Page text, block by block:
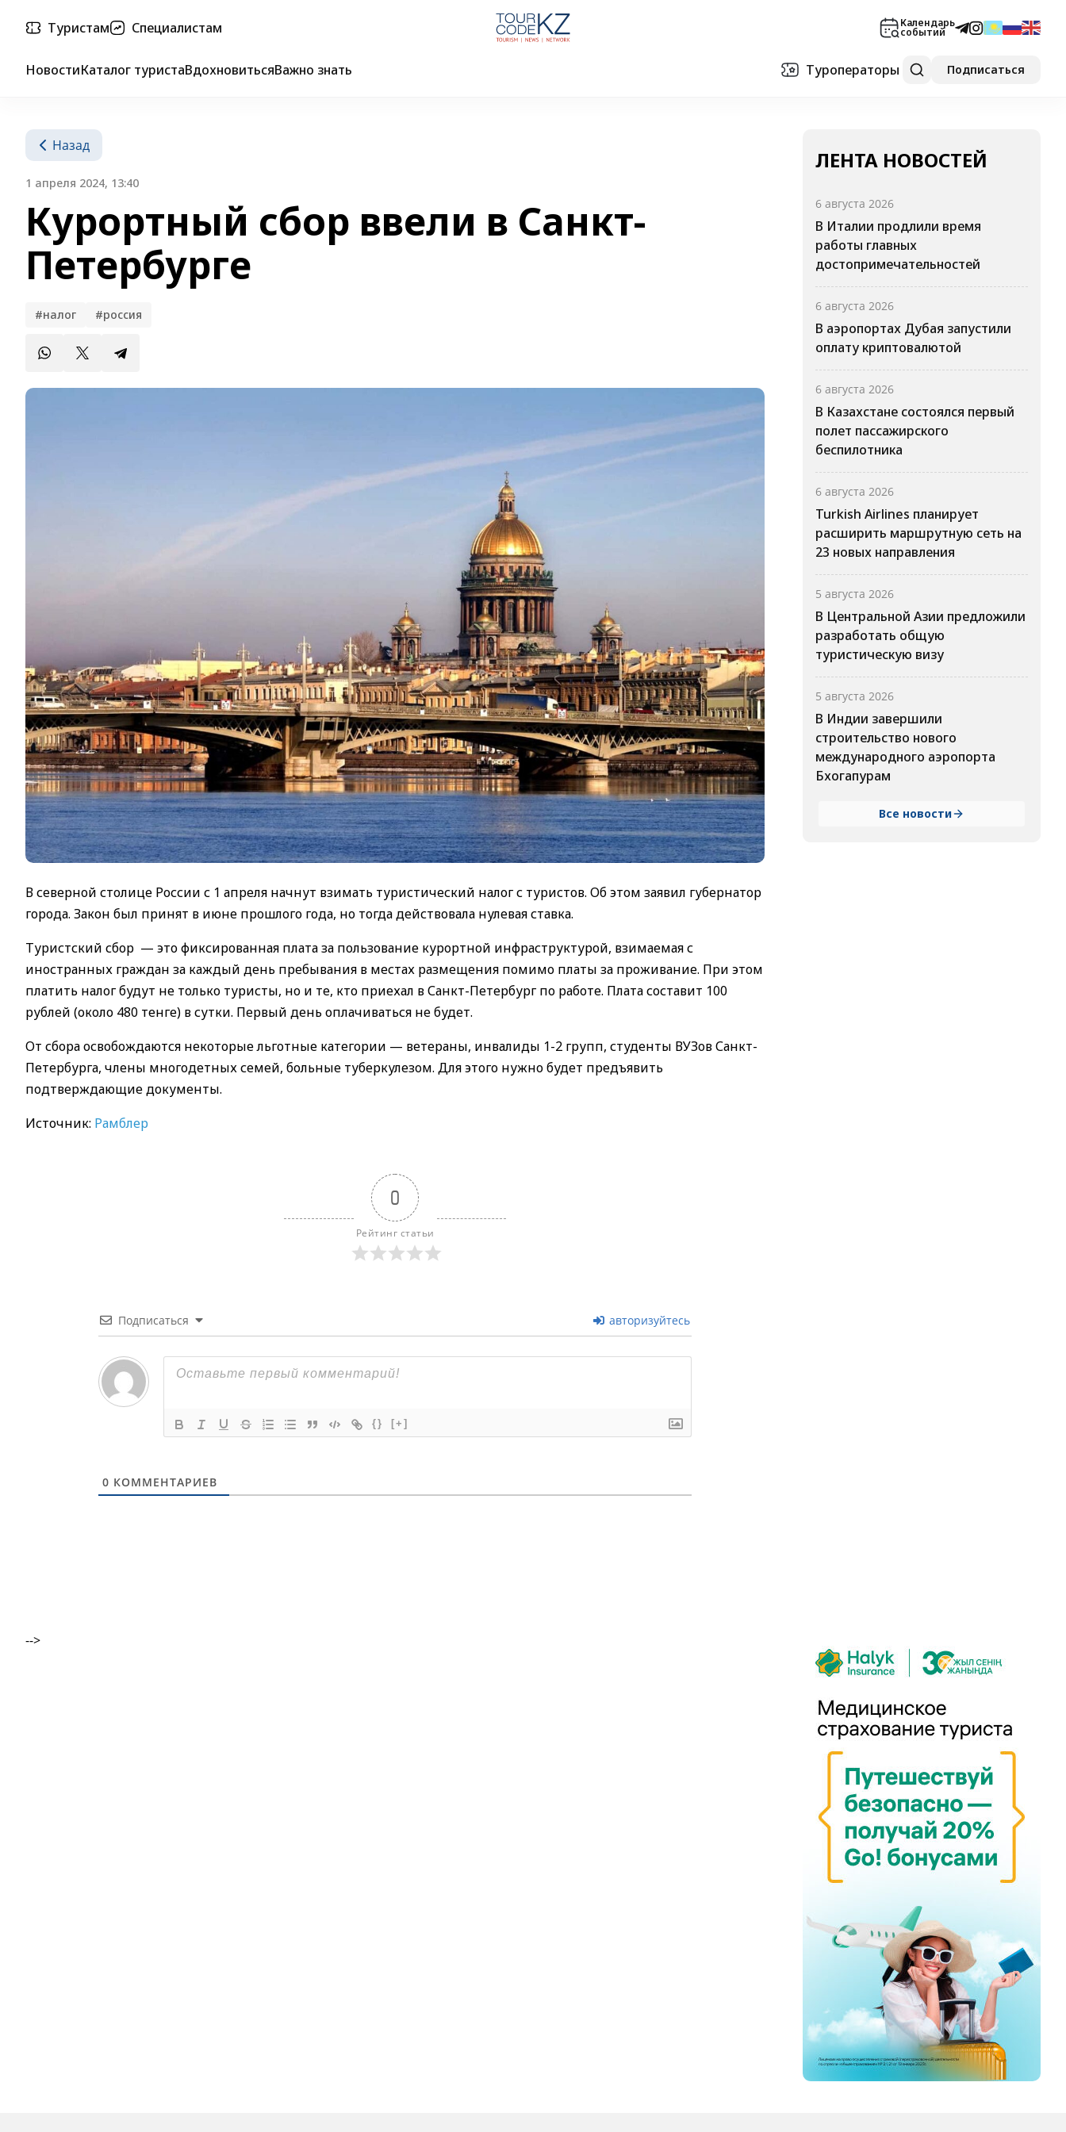
Туристам Специалистам Календарь
событий
НовостиКаталог туристаВдохновитьсяВажно знать Туроператоры Подписаться
Назад
1 апреля 2024, 13:40
Курортный сбор ввели в Санкт-
Петербурге
#налог #россия
В северной столице России с 1 апреля начнут взимать туристический налог с туристов. Об этом заявил губернатор
города. Закон был принят в июне прошлого года, но тогда действовала нулевая ставка.
Туристский сбор — это фиксированная плата за пользование курортной инфраструктурой, взимаемая с
иностранных граждан за каждый день пребывания в местах размещения помимо платы за проживание. При этом
платить налог будут не только туристы, но и те, кто приехал в Санкт-Петербург по работе. Плата составит 100
рублей (около 480 тенге) в сутки. Первый день оплачиваться не будет.
От сбора освобождаются некоторые льготные категории — ветераны, инвалиды 1-2 групп, студенты ВУЗов Санкт-
Петербурга, члены многодетных семей, больные туберкулезом. Для этого нужно будет предъявить
подтверждающие документы.
Источник: Рамблер
0
Рейтинг статьи
Подписаться авторизуйтесь
{} [+]
0 КОММЕНТАРИЕВ
ЛЕНТА НОВОСТЕЙ
6 августа 2026
В Италии продлили время
работы главных
достопримечательностей
6 августа 2026
В аэропортах Дубая запустили
оплату криптовалютой
6 августа 2026
В Казахстане состоялся первый
полет пассажирского
беспилотника
6 августа 2026
Turkish Airlines планирует
расширить маршрутную сеть на
23 новых направления
5 августа 2026
В Центральной Азии предложили
разработать общую
туристическую визу
5 августа 2026
В Индии завершили
строительство нового
международного аэропорта
Бхогапурам
Все новости
-->